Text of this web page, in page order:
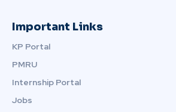
Important Links
KP Portal
PMRU
Internship Portal
Jobs